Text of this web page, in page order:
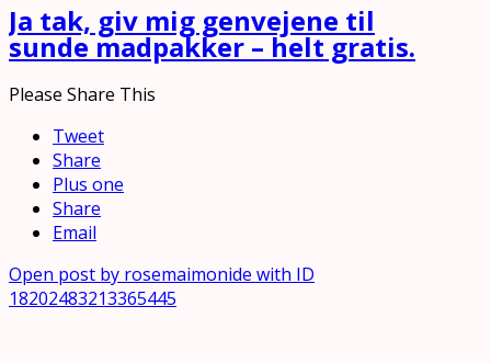
Ja tak, giv mig genvejene til
sunde madpakker – helt gratis.
Please Share This
Tweet
Share
Plus one
Share
Email
Open post by rosemaimonide with ID
18202483213365445